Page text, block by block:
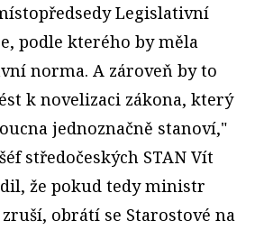
Legislativní
podle kterého by měla
norma. A zároveň by to
k novelizaci zákona, který
jednoznačně stanoví,"
středočeských STAN Vít
že pokud tedy ministr
obrátí se Starostové na